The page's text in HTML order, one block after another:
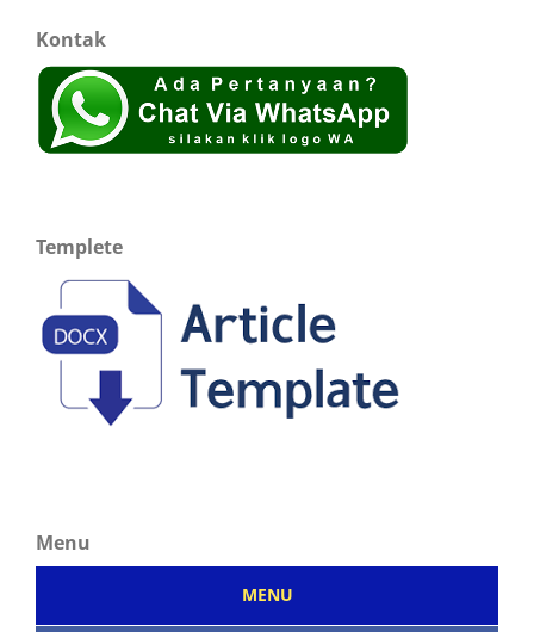
Kontak
Templete
Menu
MENU